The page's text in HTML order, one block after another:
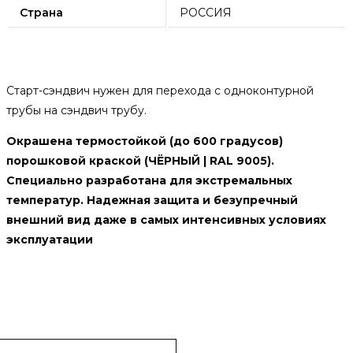
Страна РОССИЯ
Старт-сэндвич нужен для перехода с одноконтурной
трубы на сэндвич трубу.
Окрашена термостойкой (до 600 градусов)
порошковой краской (ЧЁРНЫЙ | RAL 9005).
Специально разработана для экстремальных
температур. Надежная защита и безупречный
внешний вид даже в самых интенсивных условиях
эксплуатации